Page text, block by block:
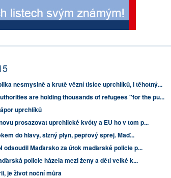
nesmyslně a krutě vězní tisíce uprchlíků, i těhotný...
are holding thousands of refugees "for the pu...
uprchlíků
prosazovat uprchlické kvóty a EU ho v tom p...
do hlavy, slzný plyn, pepřový sprej. Maď...
odsoudil Maďarsko za útok maďarské policie p...
policie házela mezi ženy a děti velké k...
je život noční můra